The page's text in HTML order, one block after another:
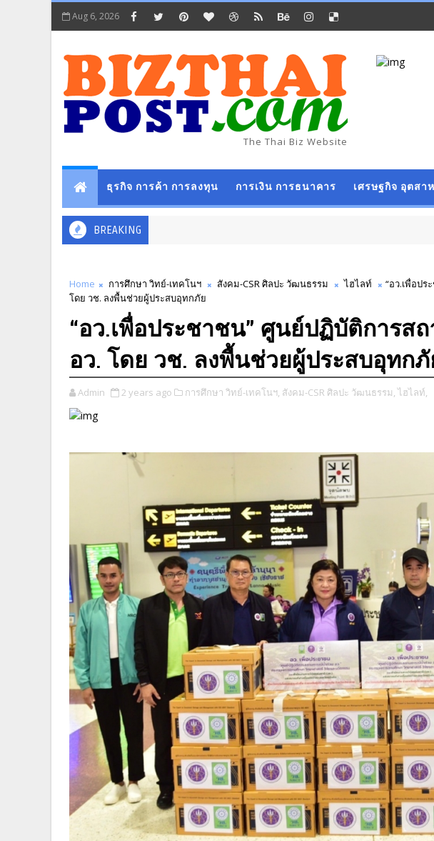
Aug 6, 2026
The Thai Biz Website
ธุรกิจ การค้า การลงทุน การเงิน การธนาคาร เศรษฐกิจ อุตสา
BREAKING
Home การศึกษา วิทย์-เทคโนฯ สังคม-CSR ศิลปะ วัฒนธรรม ไฮไลท์
“อว.เพื่อป
โดย วช. ลงพื้นช่วยผู้ประสบอุทกภัย
“อว.เพื่อประชาชน” ศูนย์ปฏิบัติการส
อว. โดย วช. ลงพื้นช่วยผู้ประสบอุทก
Admin 2 years ago การศึกษา วิทย์-เทคโนฯ, สังคม-CSR ศิลปะ วัฒนธรรม, ไฮไลท์,